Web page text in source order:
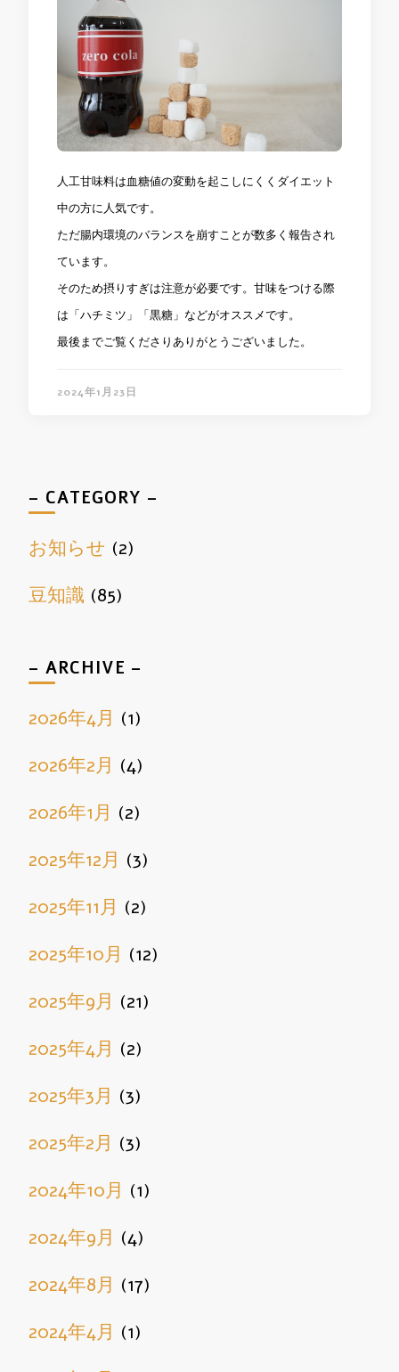
人工甘味料は血糖値の変動を起こしにくくダイエット
中の方に人気です。
ただ腸内環境のバランスを崩すことが数多く報告され
ています。
そのため摂りすぎは注意が必要です。甘味をつける際
は「ハチミツ」「黒糖」などがオススメです。
最後までご覧くださりありがとうございました。
2024年1月23日
– CATEGORY –
お知らせ (2)
豆知識 (85)
– ARCHIVE –
2026年4月 (1)
2026年2月 (4)
2026年1月 (2)
2025年12月 (3)
2025年11月 (2)
2025年10月 (12)
2025年9月 (21)
2025年4月 (2)
2025年3月 (3)
2025年2月 (3)
2024年10月 (1)
2024年9月 (4)
2024年8月 (17)
2024年4月 (1)